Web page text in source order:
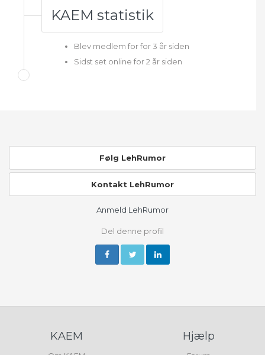
KAEM statistik
Blev medlem for for 3 år siden
Sidst set online for 2 år siden
Følg LehRumor
Kontakt LehRumor
Anmeld LehRumor
Del denne profil
KAEM Hjælp